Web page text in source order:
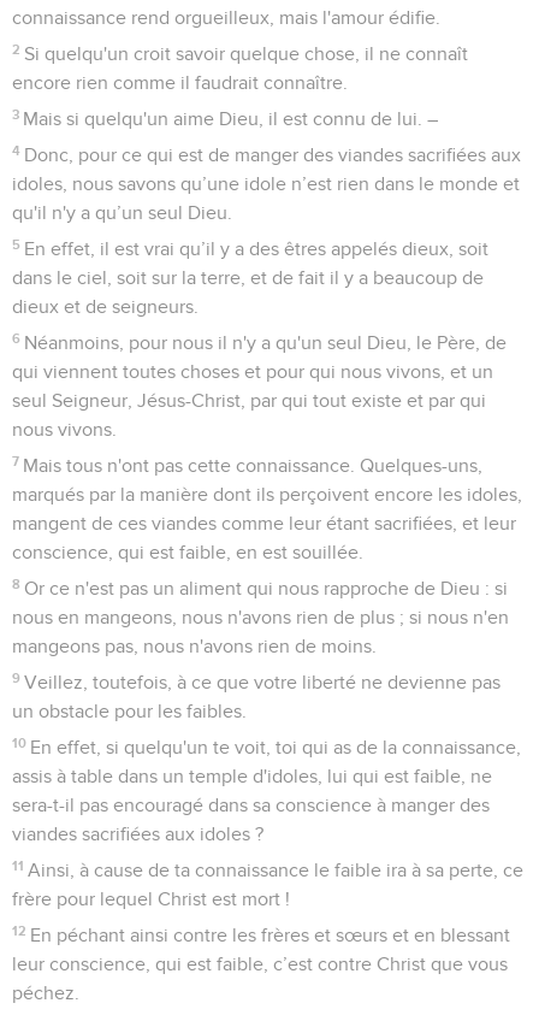
connaissance rend orgueilleux, mais l'amour édifie.
2 Si quelqu'un croit savoir quelque chose, il ne connaît
encore rien comme il faudrait connaître.
3 Mais si quelqu'un aime Dieu, il est connu de lui. –
4 Donc, pour ce qui est de manger des viandes sacrifiées aux
idoles, nous savons qu’une idole n’est rien dans le monde et
qu'il n'y a qu’un seul Dieu.
5 En effet, il est vrai qu’il y a des êtres appelés dieux, soit
dans le ciel, soit sur la terre, et de fait il y a beaucoup de
dieux et de seigneurs.
6 Néanmoins, pour nous il n'y a qu'un seul Dieu, le Père, de
qui viennent toutes choses et pour qui nous vivons, et un
seul Seigneur, Jésus-Christ, par qui tout existe et par qui
nous vivons.
7 Mais tous n'ont pas cette connaissance. Quelques-uns,
marqués par la manière dont ils perçoivent encore les idoles,
mangent de ces viandes comme leur étant sacrifiées, et leur
conscience, qui est faible, en est souillée.
8 Or ce n'est pas un aliment qui nous rapproche de Dieu : si
nous en mangeons, nous n'avons rien de plus ; si nous n'en
mangeons pas, nous n'avons rien de moins.
9 Veillez, toutefois, à ce que votre liberté ne devienne pas
un obstacle pour les faibles.
10 En effet, si quelqu'un te voit, toi qui as de la connaissance,
assis à table dans un temple d'idoles, lui qui est faible, ne
sera-t-il pas encouragé dans sa conscience à manger des
viandes sacrifiées aux idoles ?
11 Ainsi, à cause de ta connaissance le faible ira à sa perte, ce
frère pour lequel Christ est mort !
12 En péchant ainsi contre les frères et sœurs et en blessant
leur conscience, qui est faible, c’est contre Christ que vous
péchez.